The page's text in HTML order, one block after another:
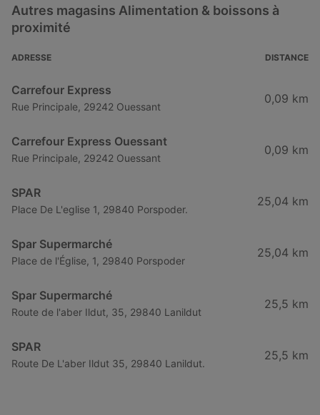
Autres magasins Alimentation & boissons à
proximité
ADRESSE DISTANCE
Carrefour Express
Rue Principale, 29242 Ouessant
0,09 km
Carrefour Express Ouessant
Rue Principale, 29242 Ouessant
0,09 km
SPAR
Place De L'eglise 1, 29840 Porspoder.
25,04 km
Spar Supermarché
Place de l'Église, 1, 29840 Porspoder
25,04 km
Spar Supermarché
Route de l'aber Ildut, 35, 29840 Lanildut
25,5 km
SPAR
Route De L'aber Ildut 35, 29840 Lanildut.
25,5 km